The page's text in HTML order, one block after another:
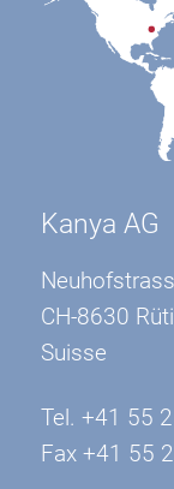
Kanya AG
CH-8630
Suisse
Tel. +41 55
Fax +41 55